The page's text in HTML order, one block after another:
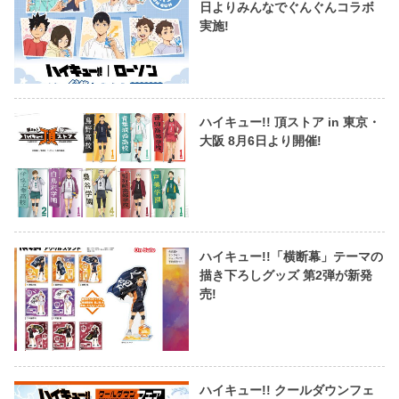
日よりみんなでぐんぐんコラボ
実施!
ハイキュー!! 頂ストア in 東京・
大阪 8月6日より開催!
ハイキュー!!「横断幕」テーマの
描き下ろしグッズ 第2弾が新発
売!
ハイキュー!! クールダウンフェ